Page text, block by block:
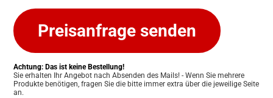
Preisanfrage senden
Achtung: Das ist keine Bestellung!
Sie erhalten Ihr Angebot nach Absenden des Mails! - Wenn Sie mehrere
Produkte benötigen, fragen Sie die bitte immer extra über die jeweilige Seite
an.